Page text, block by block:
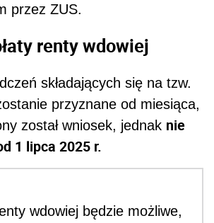
przez ZUS.
renty wdowiej
składających się na tzw.
przyznane od miesiąca,
został wniosek, jednak nie
1 lipca 2025 r.
wdowiej będzie możliwe,